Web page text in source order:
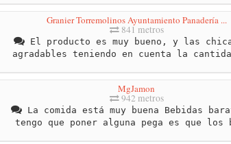
Granier Torremolinos Ayuntamiento Panadería ...
841 metros
El producto es muy bueno, y las
agradables teniendo en cuenta la
MgJamon
942 metros
La comida está muy buena Bebidas
tengo que poner alguna pega es que los